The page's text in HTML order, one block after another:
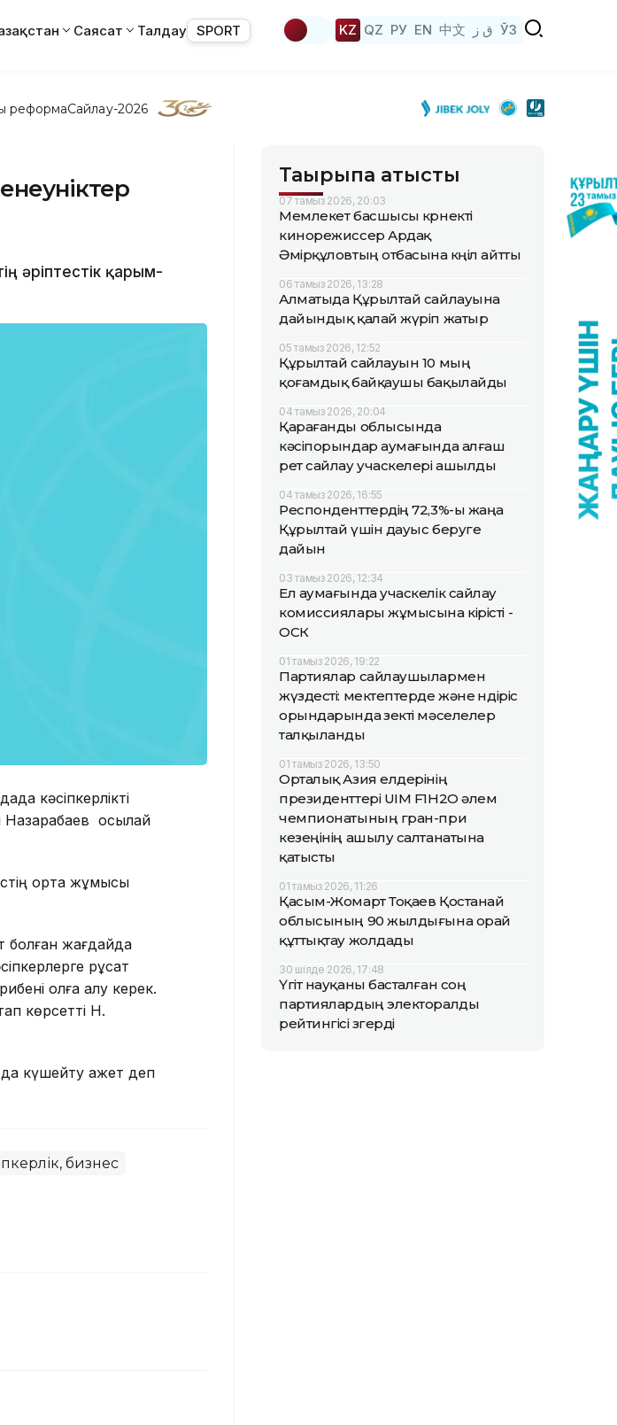
Саясат Талдау SPORT KZ QZ РУ EN 中文 ق ز ЎЗ
реформаСайлау-2026
әріптестік қарым-
кәсіпкерлікті
Назарабаев осылай
ортақ жұмысы
болған жағдайда
рұқсат
қолға алу керек.
көрсетті Н.
да күшейту қажет деп
бизнес
Тақырыпқа қатысты
07 тамыз 2026, 20:03
Мемлекет басшысы көрнекті
кинорежиссер Ардақ
Әмірқұловтың отбасына көңіл айтты
06 тамыз 2026, 13:28
Алматыда Құрылтай сайлауына
дайындық қалай жүріп жатыр
05 тамыз 2026, 12:52
Құрылтай сайлауын 10 мың
қоғамдық байқаушы бақылайды
04 тамыз 2026, 20:04
Қарағанды облысында
кәсіпорындар аумағында алғаш
рет сайлау учаскелері ашылды
04 тамыз 2026, 16:55
Респонденттердің 72,3%-ы жаңа
Құрылтай үшін дауыс беруге
дайын
03 тамыз 2026, 12:34
Ел аумағында учаскелік сайлау
комиссиялары жұмысына кірісті -
ОСК
01 тамыз 2026, 19:22
Партиялар сайлаушылармен
жүздесті: мектептерде және өндіріс
орындарында өзекті мәселелер
талқыланды
01 тамыз 2026, 13:50
Орталық Азия елдерінің
президенттері UIM F1H2O әлем
чемпионатының гран-при
кезеңінің ашылу салтанатына
қатысты
01 тамыз 2026, 11:26
Қасым-Жомарт Тоқаев Қостанай
облысының 90 жылдығына орай
құттықтау жолдады
30 шілде 2026, 17:48
Үгіт науқаны басталған соң
партиялардың электоралды
рейтингісі өзгерді